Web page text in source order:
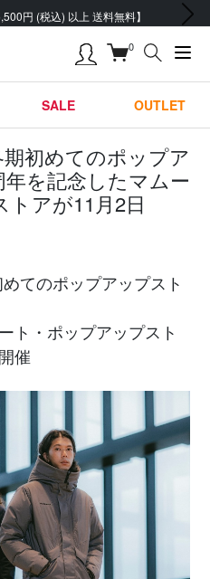
(税込) 以上 送料無料】
次の画像
0
SALE OUTLET
初めてのポップア
を記念したマムー
トアが11月2日
てのポップアップスト
ト・ポップアップスト
催